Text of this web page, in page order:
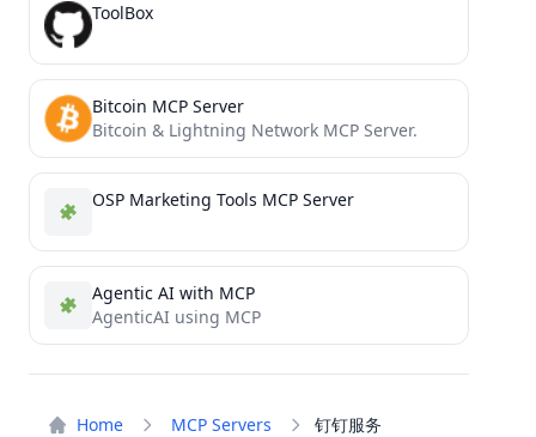
Home MCP Servers 钉钉服务
ToolBox
Bitcoin MCP Server
Bitcoin & Lightning Network MCP Server.
OSP Marketing Tools MCP Server
Agentic AI with MCP
AgenticAI using MCP